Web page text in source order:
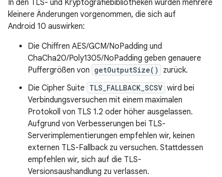
In den TLS- und Kryptografiebibliotheken wurden mehrere
kleinere Änderungen vorgenommen, die sich auf
Android 10 auswirken:
Die Chiffren AES/GCM/NoPadding und
ChaCha20/Poly1305/NoPadding geben genauere
Puffergrößen von getOutputSize()
zurück.
Die Cipher Suite TLS_FALLBACK_SCSV wird bei
Verbindungsversuchen mit einem maximalen
Protokoll von TLS 1.2 oder höher ausgelassen.
Aufgrund von Verbesserungen bei TLS-
Serverimplementierungen empfehlen wir, keinen
externen TLS-Fallback zu versuchen. Stattdessen
empfehlen wir, sich auf die TLS-
Versionsaushandlung zu verlassen.